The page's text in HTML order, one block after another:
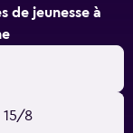
de jeunesse à
15/8